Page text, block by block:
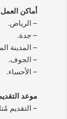
أماكن
– الرياض.
– جدة.
– المدينة
– الجوف.
– الأحساء.
موعد
– التقديم